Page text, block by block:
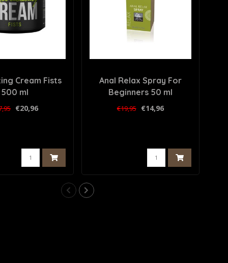
Cream Fists
500 ml
€20,96
Anal Relax Spray For
Beginners 50 ml
€19,95 €14,96